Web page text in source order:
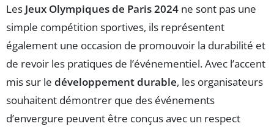
Les Jeux Olympiques de Paris 2024 ne sont pas une
simple compétition sportives, ils représentent
également une occasion de promouvoir la durabilité et
de revoir les pratiques de l’événementiel. Avec l’accent
mis sur le développement durable, les organisateurs
souhaitent démontrer que des événements
d’envergure peuvent être conçus avec un respect